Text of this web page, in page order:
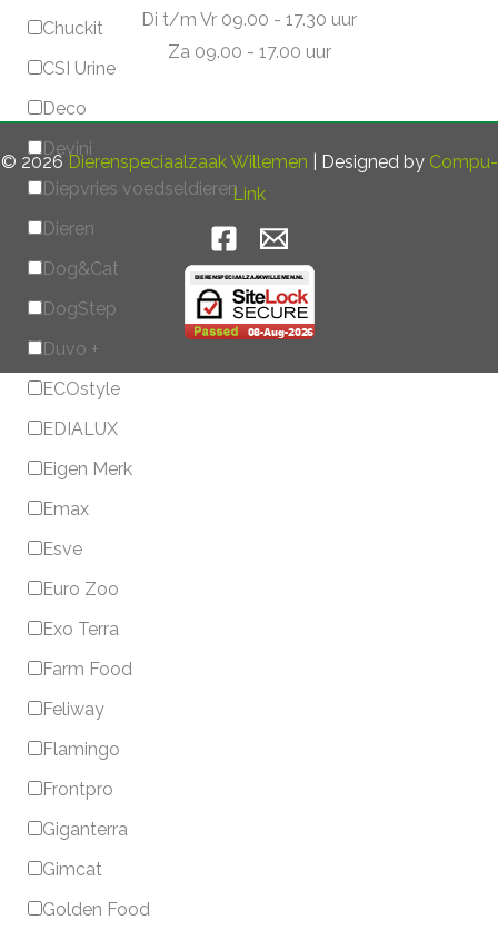
Chuckit
CSI Urine
Deco
Devini
Diepvries voedseldieren
Dieren
Dog&Cat
DogStep
Duvo +
ECOstyle
EDIALUX
Eigen Merk
Emax
Esve
Euro Zoo
Exo Terra
Farm Food
Feliway
Flamingo
Frontpro
Giganterra
Gimcat
Golden Food
Di t/m Vr 09.00 - 17.30 uur
Za 09.00 - 17.00 uur
© 2026 Dierenspeciaalzaak Willemen | Designed by Compu-
Link